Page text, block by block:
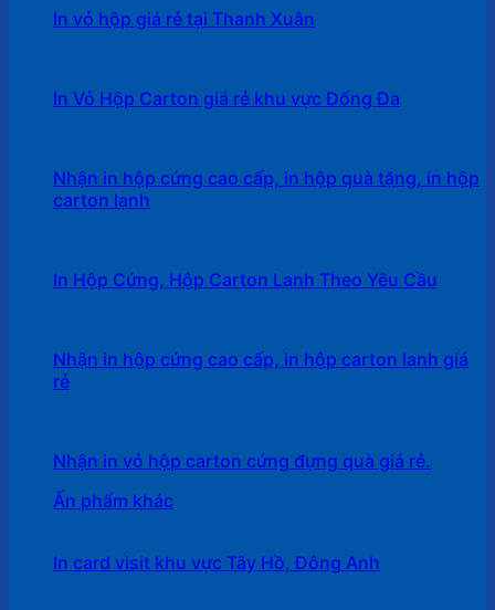
In vỏ hộp giá rẻ tại Thanh Xuân
In Vỏ Hộp Carton giá rẻ khu vực Đống Đa
Nhận in hộp cứng cao cấp, in hộp quà tặng, in hộp
carton lạnh
In Hộp Cứng, Hộp Carton Lạnh Theo Yêu Cầu
Nhận in hộp cứng cao cấp, in hộp carton lạnh giá
rẻ
Nhận in vỏ hộp carton cứng đựng quà giá rẻ.
Ấn phẩm khác
In card visit khu vực Tây Hồ, Đông Anh